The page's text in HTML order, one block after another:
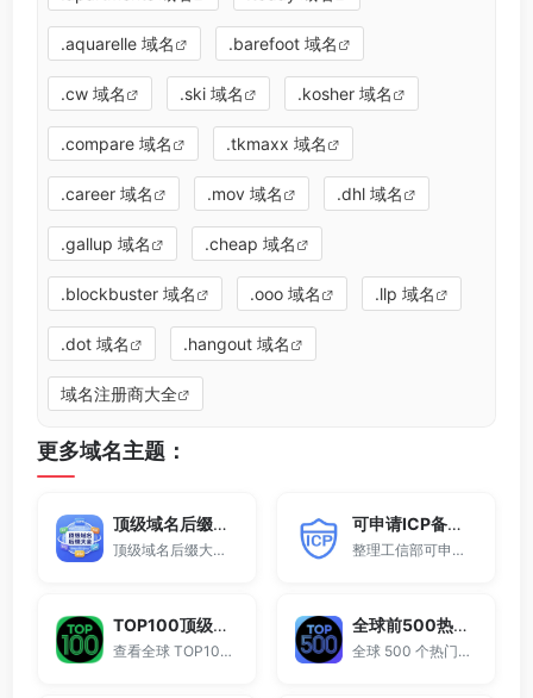
.aquarelle 域名 .barefoot 域名
.cw 域名 .ski 域名 .kosher 域名
.compare 域名 .tkmaxx 域名
.career 域名 .mov 域名 .dhl 域名
.gallup 域名 .cheap 域名
.blockbuster 域名 .ooo 域名 .llp 域名
.dot 域名 .hangout 域名
域名注册商大全
更多域名主题：
顶级域名后缀大全
顶级域名后缀大全收录全球已开放注册的所有TLD后缀，包括gTLD、ccTLD、品牌域名后缀等。
可申请ICP备案域名后缀大全
整理工信部可申请ICP网站备案的域名后缀大全。
TOP100顶级域名后缀排名榜
查看全球 TOP100 域名后缀。
全球前500热门域名后缀排行
全球 500 个热门域名后缀排名，展示注册量排行、是否可备案、适用范围与用途简介，帮助企业与个人在 2025 年快速选择合适的顶级域名。